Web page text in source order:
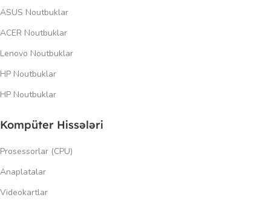
ASUS Noutbuklar
ACER Noutbuklar
Lenovo Noutbuklar
HP Noutbuklar
HP Noutbuklar
Kompüter Hissələri
Prosessorlar (CPU)
Anaplatalar
Videokartlar